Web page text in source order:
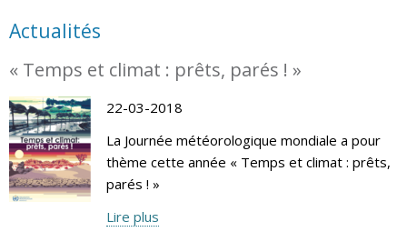
Actualités
« Temps et climat : prêts, parés ! »
22-03-2018
La Journée météorologique mondiale a pour
thème cette année « Temps et climat : prêts,
parés ! »
Lire plus